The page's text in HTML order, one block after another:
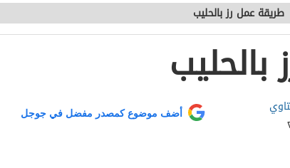
طريقة عمل رز بالحليب
أضف موضوع كمصدر مفضل في جوجل